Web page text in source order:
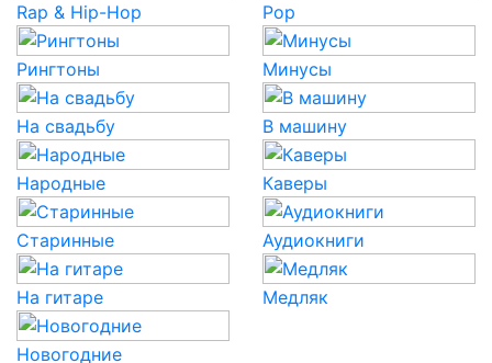
Rap & Hip-Hop Pop
Рингтоны Минусы
На свадьбу В машину
Народные Каверы
Старинные Аудиокниги
На гитаре Медляк
Новогодние